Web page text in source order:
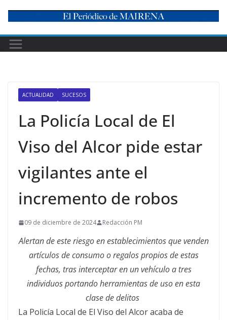
content
ACTUALIDAD SUCESOS
La Policía Local de El
Viso del Alcor pide estar
vigilantes ante el
incremento de robos
09 de diciembre de 2024 Redacción PM
Alertan de este riesgo en establecimientos que venden
artículos de consumo o regalos propios de estas
fechas, tras interceptar en un vehículo a tres
individuos portando herramientas de uso en esta
clase de delitos
La Policía Local de El Viso del Alcor acaba de